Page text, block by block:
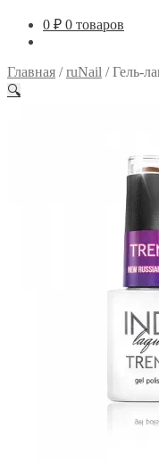
0 ₽ 0 товаров
Главная /ruNail /Гель-
🔍